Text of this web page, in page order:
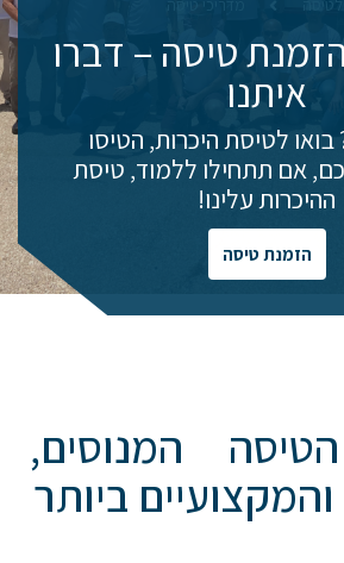
טיסה – דברו
איתנו
לטיסת היכרות, הטיסו
אם תתחילו ללמוד, טיסת
ההיכרות עלינו!
הזמנת טיסה
המנוסים,
ביותר